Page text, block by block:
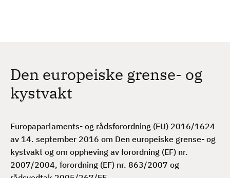
Den europeiske grense- og
kystvakt
Europaparlaments- og rådsforordning (EU) 2016/1624
av 14. september 2016 om Den europeiske grense- og
kystvakt og om oppheving av forordning (EF) nr.
2007/2004, forordning (EF) nr. 863/2007 og